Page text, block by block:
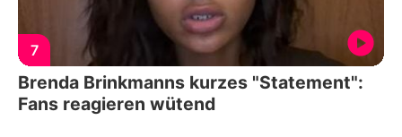
7
Brenda Brinkmanns kurzes "Statement":
Fans reagieren wütend